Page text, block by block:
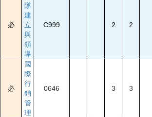
必
隊
建
立
與
領
導
C999 2 2
必
國
際
行
銷
管
理
0646 3 3